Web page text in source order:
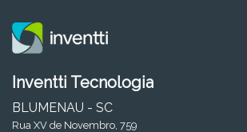
Inventti Tecnologia
BLUMENAU - SC
Rua XV de Novembro, 759